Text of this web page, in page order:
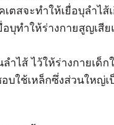
สจะทำให้เยื่อบุลำไส้
บุทำให้ร่างกายสูญเสีย
ไส้ ไว้ให้ร่างกายเด็ก
อบใช้เหล็กซึ่งส่วนใหญ่